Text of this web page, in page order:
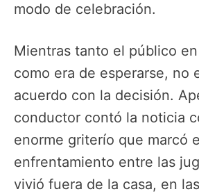
modo de celebración.
Mientras tanto el público
como era de esperarse, no
acuerdo con la decisión.
conductor contó la noticia
enorme griterío que marcó
enfrentamiento entre las
vivió fuera de la casa, en